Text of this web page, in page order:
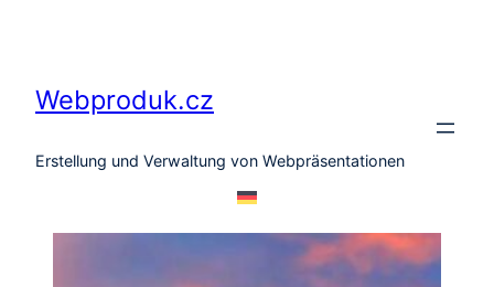
Webproduk.cz
Erstellung und Verwaltung von Webpräsentationen